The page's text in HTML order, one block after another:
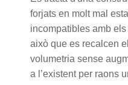
forjats en molt mal
incompatibles amb
això que es recalcen
volumetria sense
a l’existent per raons